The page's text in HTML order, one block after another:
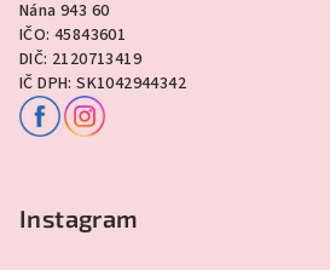
Nána 943 60
IČO: 45843601
DIČ: 2120713419
IČ DPH: SK1042944342
Instagram